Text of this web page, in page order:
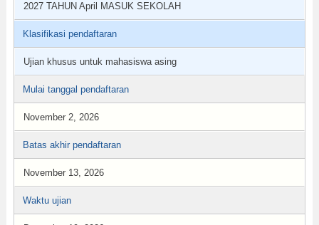
2027 TAHUN April MASUK SEKOLAH
Klasifikasi pendaftaran
Ujian khusus untuk mahasiswa asing
Mulai tanggal pendaftaran
November 2, 2026
Batas akhir pendaftaran
November 13, 2026
Waktu ujian